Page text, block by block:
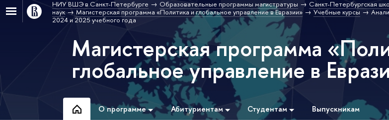
НИУ ВШЭ в Санкт-Петербурге Образовательные программы магистратуры
Санкт-Петербургская
наук
Магистерская программа «Политика и глобальное управление в Евразии» Учебные курсы
2024 и 2025 учебного года
Магистерская программа
глобальное управление в
О программе Абитуриентам Студентам Выпускникам